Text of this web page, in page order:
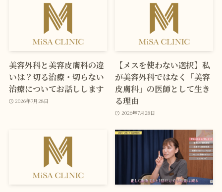
美容外科と美容皮膚科の違
いは？切る治療・切らない
治療についてお話しします
2026年7月28日
【メスを使わない選択】私
が美容外科ではなく「美容
皮膚科」の医師として生き
る理由
2026年7月28日